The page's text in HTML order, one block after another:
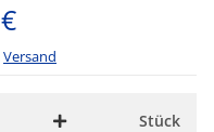
Versand
Stück